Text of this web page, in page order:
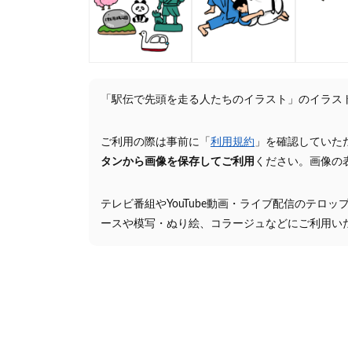
「駅伝で先頭を走る人たちのイラスト」のイラ
ご利用の際は事前に「 利用規約 」を確認していた
タンから画像を保存してご利用 ください。画像の
テレビ番組やYouTube動画・ライブ配信のテロッ
ースや模写・ぬり絵、コラージュなどにご利用い